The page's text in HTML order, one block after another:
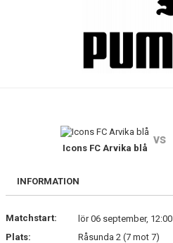
DOKUMENT
Icons FC Arvika blå
vs
INFORMATION
Matchstart:
lör 06 september, 12:00
Plats:
Råsunda 2 (7 mot 7)